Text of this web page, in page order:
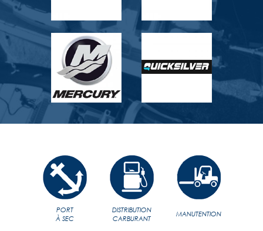
PORT
À SEC
DISTRIBUTION
CARBURANT
MANUTENTION